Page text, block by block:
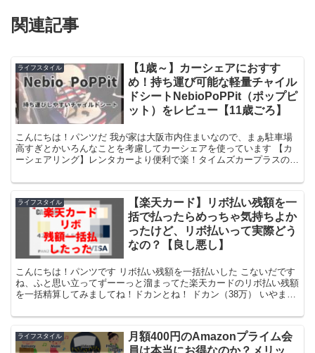
関連記事
ライフスタイル
【1歳～】カーシェアにおすす
め！持ち運び可能な軽量チャイル
ドシートNebioPoPPit（ポップピ
ット）をレビュー【11歳ごろ】
こんにちは！パンツだ 我が家は大阪市内住まいなので、まぁ駐車場
高すぎとかいろんなことを考慮してカーシェアを使っています 【カ
ーシェアリング】レンタカーより便利で楽！タイムズカープラスの使
ライフスタイル
【楽天カード】リボ払い残額を一
括で払ったらめっちゃ気持ちよか
ったけど、リボ払いって実際どう
なの？【良し悪し】
こんにちは！パンツです リボ払い残額を一括払いした こないだです
ね、ふと思い立ってずーーっと溜まってた楽天カードのリボ払い残額
を一括精算してみましてね！ドカンとね！ ドカン（38万） いやまぁ
ライフスタイル
月額400円のAmazonプライム会
員は本当にお得なのか？メリッ